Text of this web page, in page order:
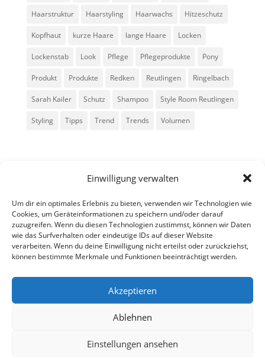
Einwilligung verwalten
Um dir ein optimales Erlebnis zu bieten, verwenden wir Technologien wie
Cookies, um Geräteinformationen zu speichern und/oder darauf
zuzugreifen. Wenn du diesen Technologien zustimmst, können wir Daten
wie das Surfverhalten oder eindeutige IDs auf dieser Website
verarbeiten. Wenn du deine Einwilligung nicht erteilst oder zurückziehst,
können bestimmte Merkmale und Funktionen beeinträchtigt werden.
Akzeptieren
Ablehnen
Einstellungen ansehen
Haarstruktur Haarstyling Haarwachs Hitzeschutz
Kopfhaut kurze Haare lange Haare Locken
Lockenstab Look Pflege Pflegeprodukte Pony
Produkt Produkte Redken Reutlingen Ringelbach
Sarah Kailer Schutz Shampoo Style Room Reutlingen
Styling Tipps Trend Trends Volumen
Alle Rechte vorbehalten - Sarah Kailer